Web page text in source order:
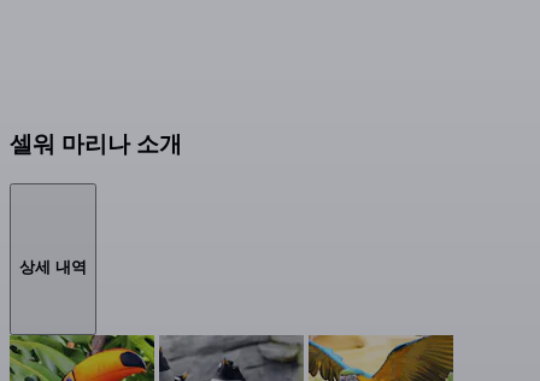
셀워 마리나 소개
상세 내역